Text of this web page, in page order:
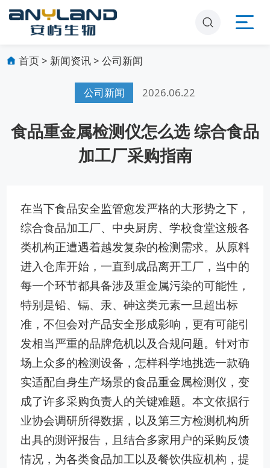
首页> 新闻资讯> 公司新闻
公司新闻 2026.06.22
食品重金属检测仪怎么选 综合食品
加工厂采购指南
在当下食品安全监管愈发严格的大形势之下，
综合食品加工厂、中央厨房、学校食堂这般各
类机构正遭遇着越发复杂的检测需求。从原料
进入仓库开始，一直到成品离开工厂，当中的
每一个环节都具备涉及重金属污染的可能性，
特别是铅、镉、汞、砷这类元素一旦超出标
准，不但会对产品安全形成影响，更有可能引
发相当严重的品牌危机以及合规问题。针对市
场上众多的检测设备，怎样科学地挑选一款确
实适配自身生产场景的食品重金属检测仪，变
成了许多采购负责人的关键难题。本文依据行
业协会调研所得数据，以及第三方检测机构所
出具的测评报告，且结合多家用户的采购反馈
情况，为各类食品加工以及餐饮供应机构，提